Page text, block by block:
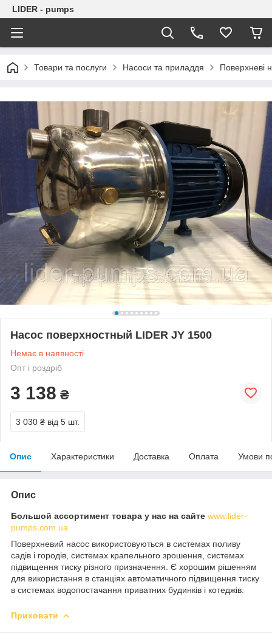
LIDER - pumps
Товари та послуги Насоси та приладдя Поверхневі
Насос поверхностный LIDER JY 1500
Немає в наявності
Опт і роздріб
3 138 ₴
3 030 ₴ від 5 шт.
Опис Характеристики Доставка Оплата Умови
Опис
Большой ассортимент товара у нас на сайте www.lider-
pumps.com.ua
Поверхневий насос використовуються в системах поливу
садів і городів, системах крапельного зрошення, системах
підвищення тиску різного призначення. Є хорошим рішенням
для використання в станціях автоматичного підвищення тиску
в системах водопостачання приватних будинків і котеджів.
Приховати